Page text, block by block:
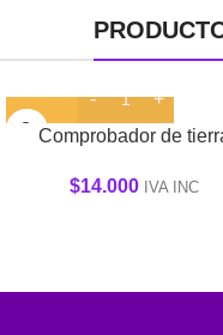
Comprobador de
$14.000 IVA INC